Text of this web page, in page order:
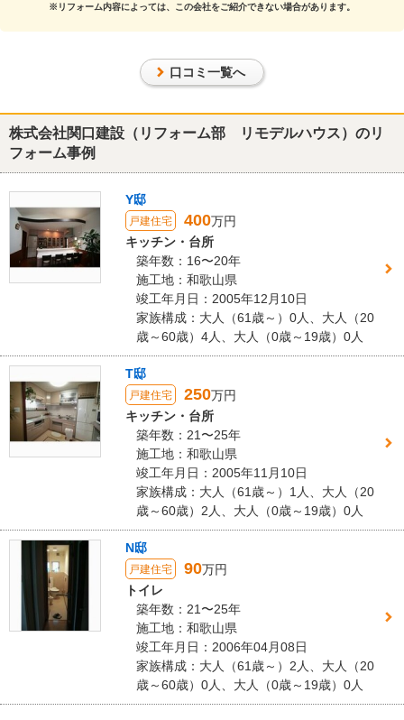
的確にしていただいたので。
浴室・ユニットバス 、 トイレ
洗面所・脱衣所
： 1,300,000円
工事完了日
： 2017年11月24日
5
すでに何度かお世話になっていますが、まず、仕上がりに問題がな
い点、他に、当方の事情を加味してもらえる点、工事後のフォロー
等 親切丁寧と思います
この会社に決めた理由
今回、数社に提案いただきましたが
他社（とんでもなく高額であったり、内容不明瞭）に比べ、
質問にたいする回答が明確なことや、
コストが明確で納得性がありました。
建物のタイプ
： 戸建住宅
バルコニー・ベランダ 、庭・ガーデニング
： 108,000円
和歌山県 和歌山市
築年数
： 11〜15年
工事完了日
： 2017年11月19日
『担当者の人柄・説明力』が良かった
5
この度はありがとうございました。施工期間中、要所要所で担当者
の方が来てチェック、フォローして頂いたこと、並びに作業員の
※リフォーム内容によっては、この会社をご紹介できない場合があります。
口コミ一覧へ
株式会社関口建設（リフォーム部 リモデルハウス）のリ
フォーム事例
Y邸
戸建住宅 400万円
キッチン・台所
築年数：16〜20年
施工地：和歌山県
竣工年月日：2005年12月10日
家族構成：大人（61歳～）0人、大人（20
歳～60歳）4人、大人（0歳～19歳）0人
T邸
戸建住宅 250万円
キッチン・台所
築年数：21〜25年
施工地：和歌山県
竣工年月日：2005年11月10日
家族構成：大人（61歳～）1人、大人（20
歳～60歳）2人、大人（0歳～19歳）0人
N邸
戸建住宅 90万円
トイレ
築年数：21〜25年
施工地：和歌山県
竣工年月日：2006年04月08日
家族構成：大人（61歳～）2人、大人（20
歳～60歳）0人、大人（0歳～19歳）0人